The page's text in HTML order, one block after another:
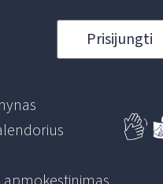
Prisijungti